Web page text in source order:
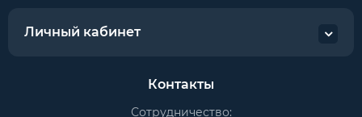
Личный кабинет
Контакты
Сотрудничество: